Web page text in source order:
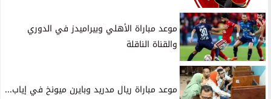
موعد مباراة الأهلي وبيراميدز في الدوري
والقناة الناقلة
موعد مباراة ريال مدريد وبايرن ميونخ في إياب...